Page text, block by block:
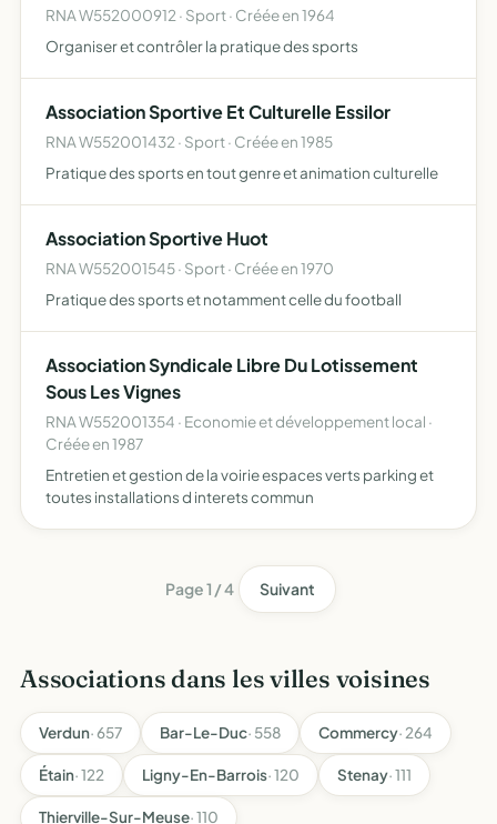
RNA W552000912 · Sport · Créée en 1964
Organiser et contrôler la pratique des sports
Association Sportive Et Culturelle Essilor
RNA W552001432 · Sport · Créée en 1985
Pratique des sports en tout genre et animation culturelle
Association Sportive Huot
RNA W552001545 · Sport · Créée en 1970
Pratique des sports et notamment celle du football
Association Syndicale Libre Du Lotissement
Sous Les Vignes
RNA W552001354 · Economie et développement local ·
Créée en 1987
Entretien et gestion de la voirie espaces verts parking et
toutes installations d interets commun
Page 1 / 4 Suivant
Associations dans les villes voisines
Verdun· 657 Bar-Le-Duc· 558 Commercy· 264
Étain· 122 Ligny-En-Barrois· 120 Stenay· 111
Thierville-Sur-Meuse· 110